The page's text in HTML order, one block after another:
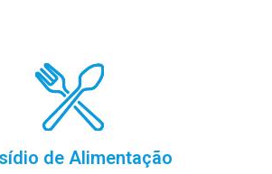
de Alimentação